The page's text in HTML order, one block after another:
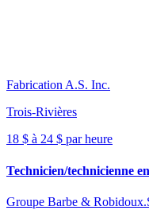
Fabrication A.S. Inc.
Trois-Rivières
18 $ à 24 $ par heure
Technicien/technicienne
Groupe Barbe &